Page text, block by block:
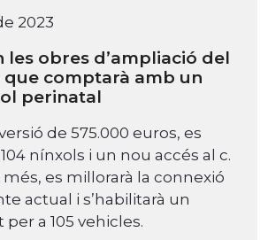
2023
les obres d’ampliació del
que comptarà amb un
perinatal
de 575.000 euros, es
nínxols i un nou accés al c.
més, es millorarà la connexió
actual i s’habilitarà un
a 105 vehicles.